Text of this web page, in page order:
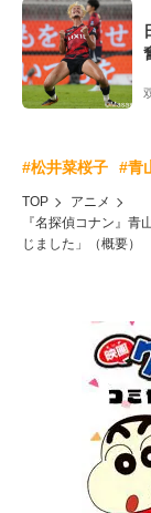
#松井菜桜子 #青
TOP
アニメ
『名探偵コナン』
じました」（概要）